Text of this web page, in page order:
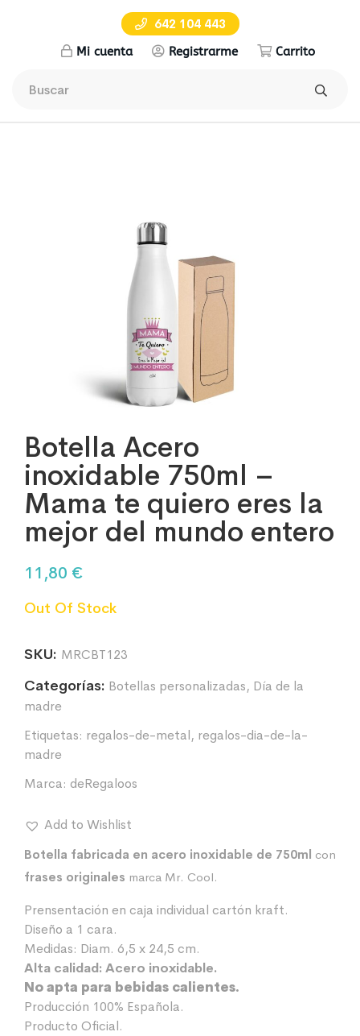
642 104 443
Mi cuenta Registrarme Carrito
Botella Acero
inoxidable 750ml –
Mama te quiero eres la
mejor del mundo entero
11,80 €
Out Of Stock
SKU: MRCBT123
Categorías: Botellas personalizadas, Día de la
madre
Etiquetas: regalos-de-metal, regalos-dia-de-la-
madre
Marca: deRegaloos
Add to Wishlist
Botella fabricada en acero inoxidable de 750ml con
frases originales marca Mr. Cool.
Prensentación en caja individual cartón kraft.
Diseño a 1 cara.
Medidas: Diam. 6,5 x 24,5 cm.
Alta calidad: Acero inoxidable.
No apta para bebidas calientes.
Producción 100% Española.
Producto Oficial.